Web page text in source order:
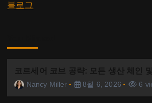
블로그
코르세어 코브 공략: 모든 생산 체인
Nancy Miller 8월 6, 2026 6